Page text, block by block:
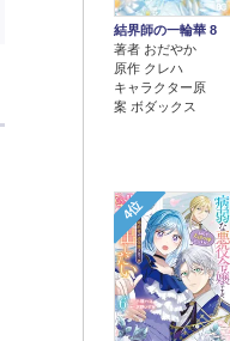
結界師の一輪華 8
著者 おだやか
原作 クレハ
キャラクター原
案 ボダックス
4位